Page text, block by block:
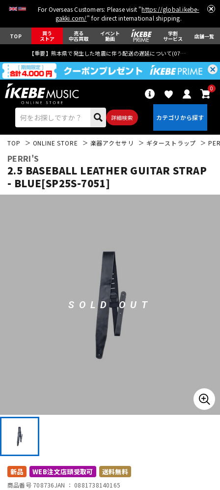
For Overseas Customers: Please visit "https://global.ikebe-
gakki.com/" for direct international shipping.
TOP 買う
ストア
売る
中古買取
イベント
動画
学割
サービス 店舗一覧
【重要】熊本県で発生した地震に伴う配送の遅延について(07月29日
詳細検索
0
キーボード 電子ピアノ
配信/ライブ機器
TOP ONLINE STORE 楽器アクセサリ ギターストラップ
PERRI'S
2.5 BASEBALL LEATHER GUITAR STRAP
- BLUE[SP25S-7051]
SOLD OUT
新品 WEB注文店頭受取可 送料無料
商品番号 708736JAN ： 0881738140165